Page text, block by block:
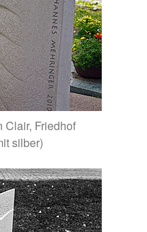
Clair, Friedhof
silber)